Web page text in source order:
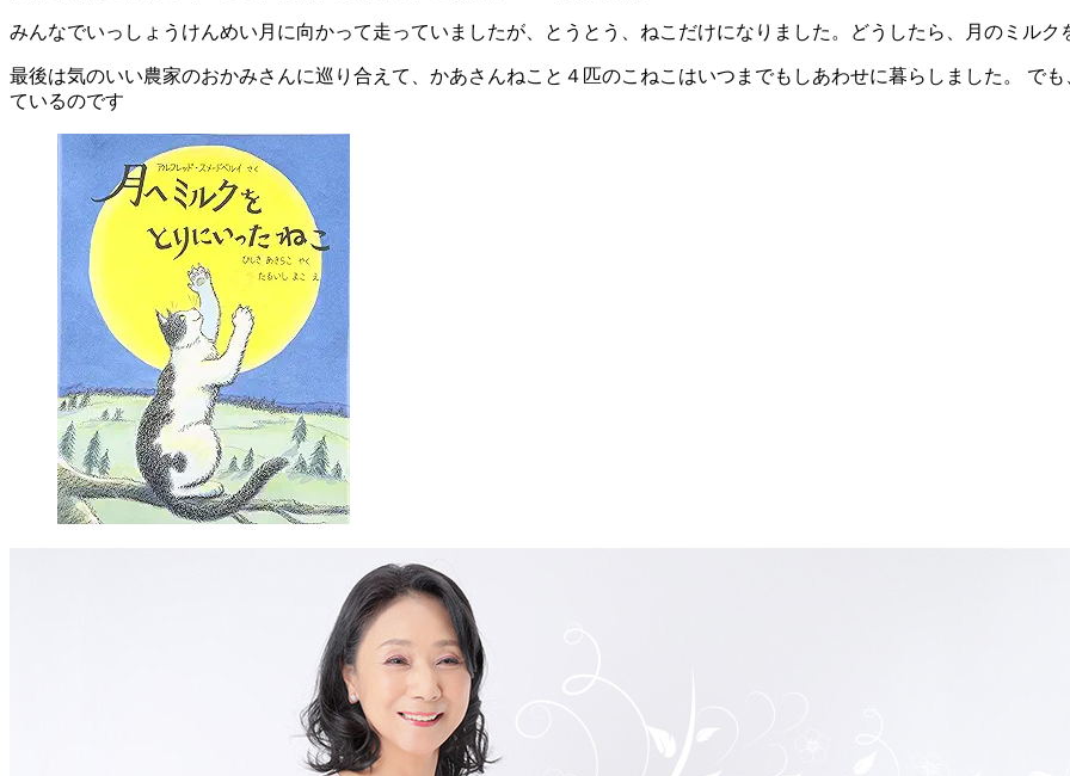
みんなでいっしょうけんめい月に向かって走っていましたが、とうとう、ねこだけになりました。どうしたら、月のミルク
最後は気のいい農家のおかみさんに巡り合えて、かあさんねこと４匹のこねこはいつまでもしあわせに暮らしました。 で
ているのです